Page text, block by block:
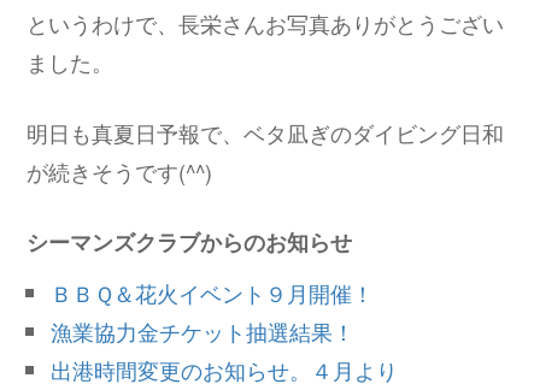
というわけで、長栄さんお写真ありがとうござい
ました。
明日も真夏日予報で、ベタ凪ぎのダイビング日和
が続きそうです(^^)
シーマンズクラブからのお知らせ
ＢＢＱ＆花火イベント９月開催！
漁業協力金チケット抽選結果！
出港時間変更のお知らせ。４月より